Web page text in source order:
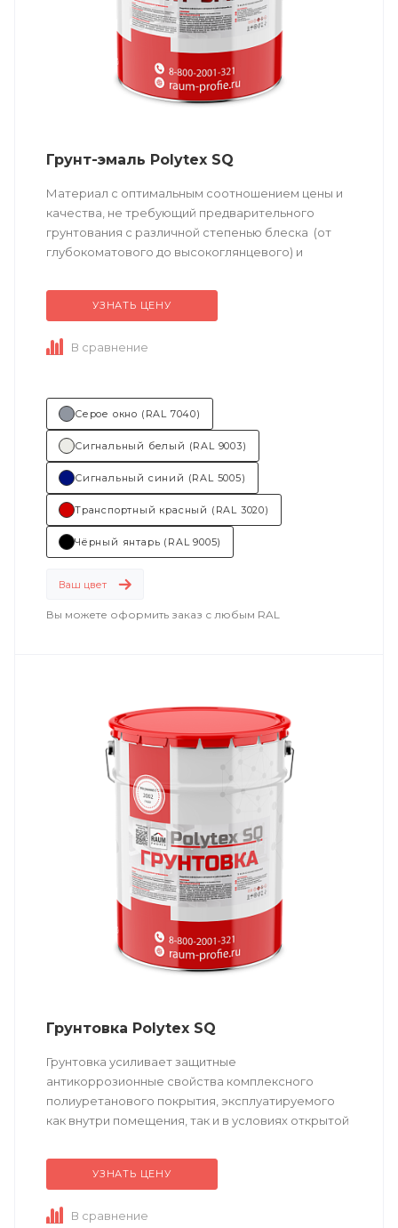
Грунт-эмаль Polytex SQ
Материал с оптимальным соотношением цены и
качества, не требующий предварительного
грунтования с различной степенью блеска (от
глубокоматового до высокоглянцевого) и
Возможно...
УЗНАТЬ ЦЕНУ
В сравнение
Серое окно (RAL 7040)
Сигнальный белый (RAL 9003)
Сигнальный синий (RAL 5005)
Транспортный красный (RAL 3020)
Чёрный янтарь (RAL 9005)
Ваш цвет
Вы можете оформить заказ с любым RAL
Грунтовка Polytex SQ
Грунтовка усиливает защитные
антикоррозионные свойства комплексного
полиуретанового покрытия, эксплуатируемого
как внутри помещения, так и в условиях открытой
защиту от коррозии ...
УЗНАТЬ ЦЕНУ
В сравнение